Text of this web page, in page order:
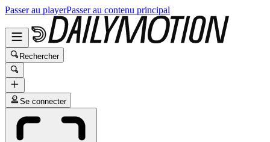
Passer au playerPasser au contenu principal
Rechercher
Se connecter